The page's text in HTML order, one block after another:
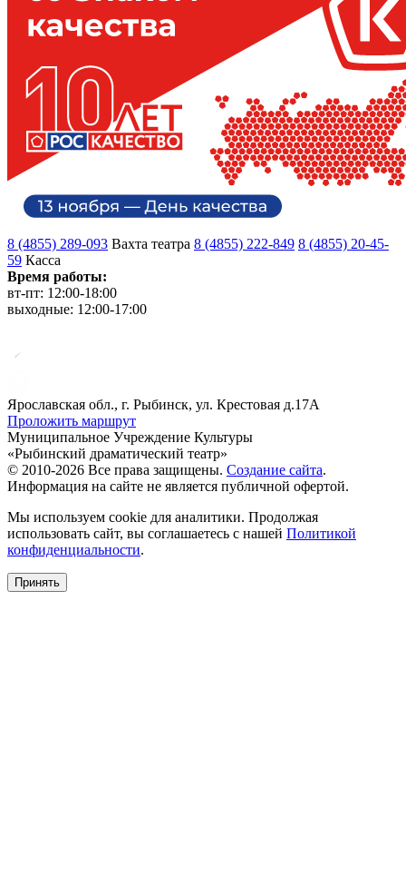
8 (4855) 289-093 Вахта театра 8 (4855) 222-849 8 (4855) 20-45-
59 Касса
Время работы:
вт-пт: 12:00-18:00
выходные: 12:00-17:00
Ярославская обл., г. Рыбинск, ул. Крестовая д.17А
Проложить маршрут
Муниципальное Учреждение Культуры
«Рыбинский драматический театр»
© 2010-2026 Все права защищены. Создание сайта.
Информация на сайте не является публичной офертой.
Мы используем cookie для аналитики. Продолжая
использовать сайт, вы соглашаетесь с нашей Политикой
конфиденциальности.
Принять